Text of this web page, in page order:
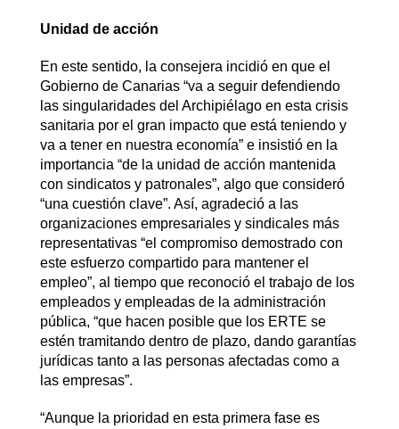
Unidad de acción
En este sentido, la consejera incidió en que el
Gobierno de Canarias “va a seguir defendiendo
las singularidades del Archipiélago en esta crisis
sanitaria por el gran impacto que está teniendo y
va a tener en nuestra economía” e insistió en la
importancia “de la unidad de acción mantenida
con sindicatos y patronales”, algo que consideró
“una cuestión clave”. Así, agradeció a las
organizaciones empresariales y sindicales más
representativas “el compromiso demostrado con
este esfuerzo compartido para mantener el
empleo”, al tiempo que reconoció el trabajo de los
empleados y empleadas de la administración
pública, “que hacen posible que los ERTE se
estén tramitando dentro de plazo, dando garantías
jurídicas tanto a las personas afectadas como a
las empresas”.
“Aunque la prioridad en esta primera fase es